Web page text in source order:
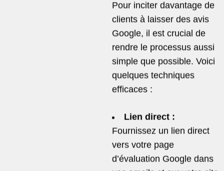
Pour inciter davantage de
clients à laisser des avis
Google, il est crucial de
rendre le processus aussi
simple que possible. Voici
quelques techniques
efficaces :
Lien direct :
Fournissez un lien direct
vers votre page
d’évaluation Google dans